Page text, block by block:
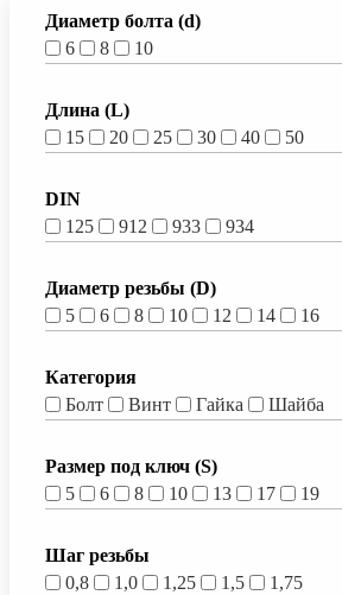
Диаметр болта (d)
6
8 10
Длина (L)
15
20 25 30 40 50
DIN
125
912 933 934
Диаметр резьбы (D)
5
6 8 10 12 14 16
Категория
Болт
Винт Гайка Шайба
Размер под ключ (S)
5
6 8 10 13 17 19
Шаг резьбы
0,8
1,0 1,25 1,5 1,75